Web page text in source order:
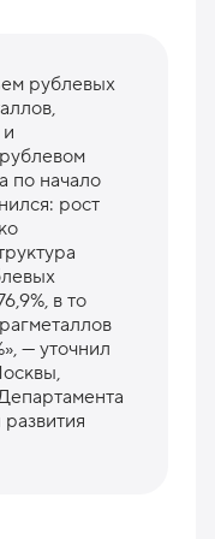
рублевых
по начало
рост
в то
— уточнил